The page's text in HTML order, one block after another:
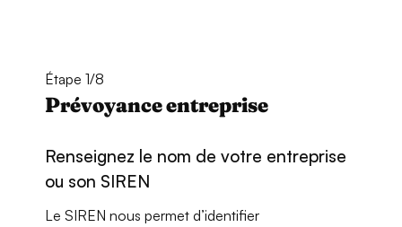
Étape 1/8
Prévoyance entreprise
Renseignez le nom de votre entreprise
ou son SIREN
Le SIREN nous permet d’identifier